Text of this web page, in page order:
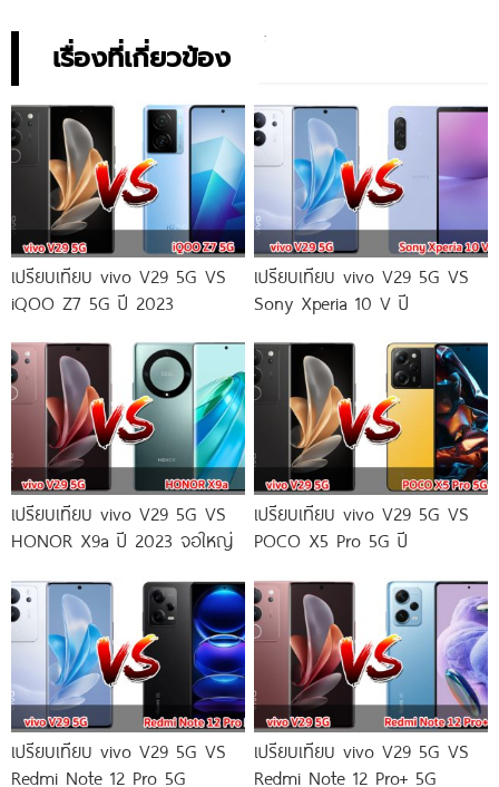
เรื่องที่เกี่ยวข้อง
เปรียบเทียบ vivo V29 5G VS
iQOO Z7 5G ปี 2023
เปรียบเทียบ vivo V29 5G VS
Sony Xperia 10 V ปี
เปรียบเทียบ vivo V29 5G VS
HONOR X9a ปี 2023 จอใหญ่
เปรียบเทียบ vivo V29 5G VS
POCO X5 Pro 5G ปี
เปรียบเทียบ vivo V29 5G VS
Redmi Note 12 Pro 5G
เปรียบเทียบ vivo V29 5G VS
Redmi Note 12 Pro+ 5G